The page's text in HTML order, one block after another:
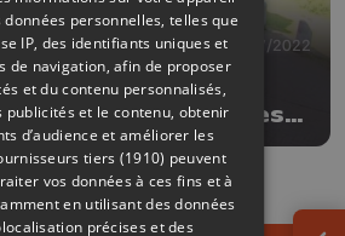
08/07/2022
de crues
murs touchés par les
personnelles, telles que
IP, des identifiants uniques et
de navigation, afin de proposer
et du contenu personnalisés,
publicités et le contenu, obtenir
d’audience et améliorer les
tiers (1910) peuvent
vos données à ces fins et à
en utilisant des données
précises et des